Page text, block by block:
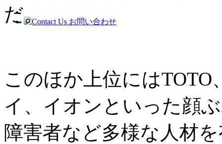
だ。
このほか上位には
イ、イオンといった顔
障害者など多様な人材